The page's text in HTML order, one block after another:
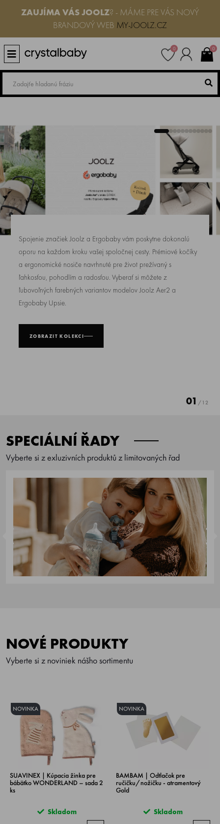
ZAUJÍMA VÁSJOOLZ? - MÁME PRE VÁS NOVÝ
BRANDOVÝ WEB MY-JOOLZ.CZ
0 0
Spojenie značiekJoolz a Ergobaby vám poskytne dokonalú
oporu na každom kroku vašej spoločnej cesty. Prémiové kočíky
a ergonomické nosiče navrhnuté pre život prežívaný s
ľahkosťou, pohodlím a radosťou. Vyberať si môžete z
ľubovoľných farebných variantov modelovJoolz Aer2 a
Ergobaby Upsie.
ZOBRAZIT KOLEKCI
01 / 12
SPECIÁLNÍ ŘADY
Vyberte si z exluzivních produktů z limitovaných řad
NOVÉ PRODUKTY
Vyberte si z noviniek nášho sortimentu
NOVINKA
SUAVINEX | Kúpacia žinka pre
bábätko WONDERLAND – sada 2
ks
Skladom
NOVINKA
BAMBAM | Odtlačok pre
ručičku/nožičku - atramentový
Gold
Skladom